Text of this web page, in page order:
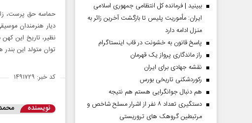
حماسه حق پرست،
دیار هنرمندان
نظیر، تاریخ این
توان متولد این
کد خبر: ۱۴۹۱۷۲۹
نویسنده
ببینید | فرمانده کل انتظامی جمهوری اسلامی
ایران­: مأموریت پلیس تا بازگشت آخرین زائر به
منزل ادامه دارد
پاسخ قانون به خشونت در قاب اینستاگرام
راز ماندگاری پرواز یک قهرمان
نقشه جهادی برای ایران
رکوردشکنی تاریخی بورس
هم دنبال جوانگرایی هستم هم نتیجه
دستگیری تعداد ۸ نفر از اشرار مسلح شاخص و
مرتبطین گروهک های تروریستی